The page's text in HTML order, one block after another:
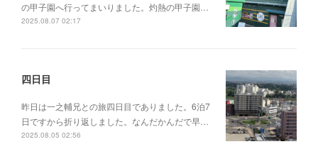
の甲子園へ行ってまいりました。灼熱の甲子園…
2025.08.07 02:17
四日目
昨日は一之輔兄との旅四日目でありました。6泊7
日ですから折り返しました。なんだかんだで早…
2025.08.05 02:56